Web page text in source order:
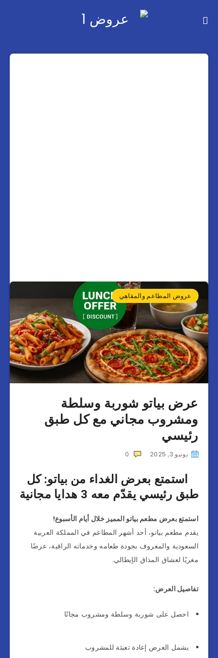
عروض المطاعم والمقاهي
عرض بياتو شوربة وسلطة
ومشروب مجاني مع كل طبق
رئيسي
يونيو 3, 2025 0
استمتع بعرض الغداء من بياتو: كل
طبق رئيسي يقدّم معه 3 هدايا مجانية
استمتع بعرض مطعم بياتو المميز خلال أيام الأسبوع!
يقدم مطعم بياتو، أحد أشهر المطاعم في المملكة العربية
السعودية والمعروف بجودة طعامه وخدماته الراقية، عرضًا
مغريًا لعشاق المذاق الإيطالي.
تفاصيل العرض:
احصل على شوربة وسلطة ومشروب مجانًا
يشمل العرض إعادة تعبئة للمشروب